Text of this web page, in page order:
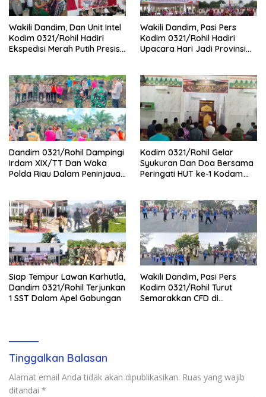
Wakili Dandim, Dan Unit Intel
Kodim 0321/Rohil Hadiri
Ekspedisi Merah Putih Presisi
Wakili Dandim, Pasi Pers
Kodim 0321/Rohil Hadiri
Upacara Hari Jadi Provinsi
Dandim 0321/Rohil Dampingi
Irdam XIX/TT Dan Waka
Polda Riau Dalam Peninjauan
Kodim 0321/Rohil Gelar
Syukuran Dan Doa Bersama
Peringati HUT ke-1 Kodam
Siap Tempur Lawan Karhutla,
Dandim 0321/Rohil Terjunkan
1 SST Dalam Apel Gabungan
Wakili Dandim, Pasi Pers
Kodim 0321/Rohil Turut
Semarakkan CFD di
Tinggalkan Balasan
Alamat email Anda tidak akan dipublikasikan. Ruas yang wajib
ditandai *